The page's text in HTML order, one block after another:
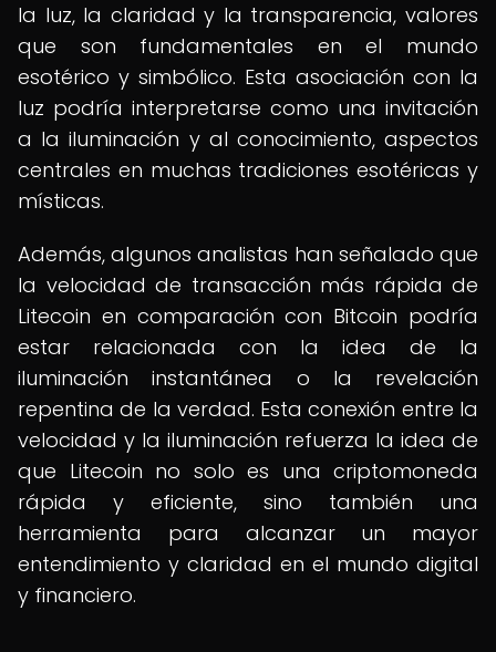
la luz, la claridad y la transparencia, valores
que son fundamentales en el mundo
esotérico y simbólico. Esta asociación con la
luz podría interpretarse como una invitación
a la iluminación y al conocimiento, aspectos
centrales en muchas tradiciones esotéricas y
místicas.
Además, algunos analistas han señalado que
la velocidad de transacción más rápida de
Litecoin en comparación con Bitcoin podría
estar relacionada con la idea de la
iluminación instantánea o la revelación
repentina de la verdad. Esta conexión entre la
velocidad y la iluminación refuerza la idea de
que Litecoin no solo es una criptomoneda
rápida y eficiente, sino también una
herramienta para alcanzar un mayor
entendimiento y claridad en el mundo digital
y financiero.